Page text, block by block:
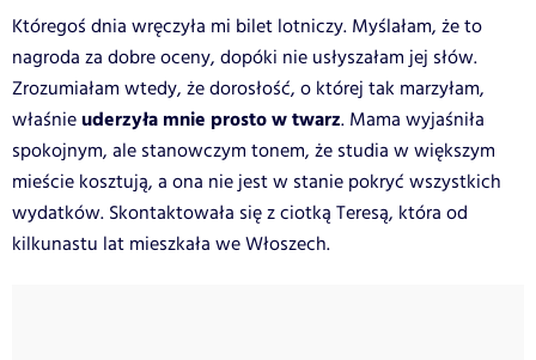
Któregoś dnia wręczyła mi bilet lotniczy. Myślałam, że to
nagroda za dobre oceny, dopóki nie usłyszałam jej słów.
Zrozumiałam wtedy, że dorosłość, o której tak marzyłam,
właśnieuderzyła mnie prosto w twarz. Mama wyjaśniła
spokojnym, ale stanowczym tonem, że studia w większym
mieście kosztują, a ona nie jest w stanie pokryć wszystkich
wydatków. Skontaktowała się z ciotką Teresą, która od
kilkunastu lat mieszkała we Włoszech.